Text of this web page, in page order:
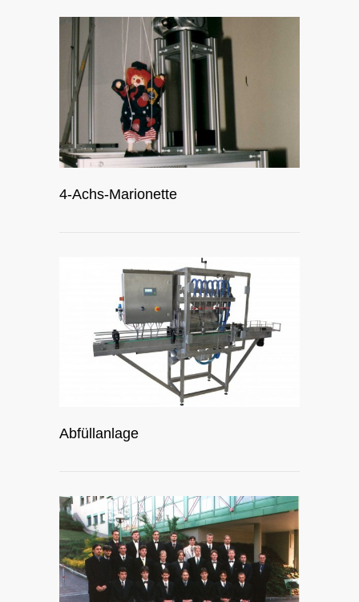
4-Achs-Marionette
Abfüllanlage